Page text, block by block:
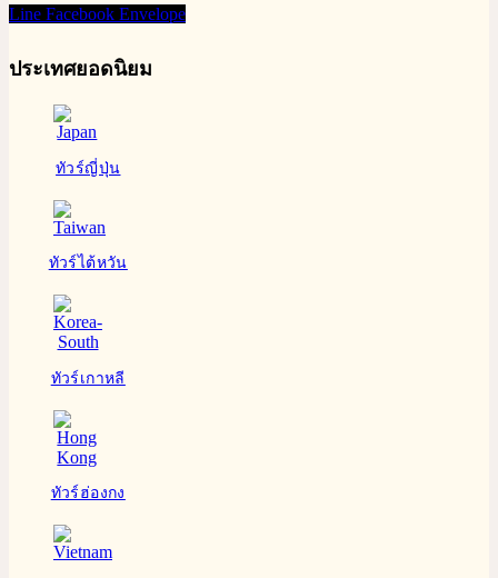
Line Facebook Envelope
ประเทศยอดนิยม
ทัวร์ญี่ปุ่น
ทัวร์ไต้หวัน
ทัวร์เกาหลี
ทัวร์ฮ่องกง